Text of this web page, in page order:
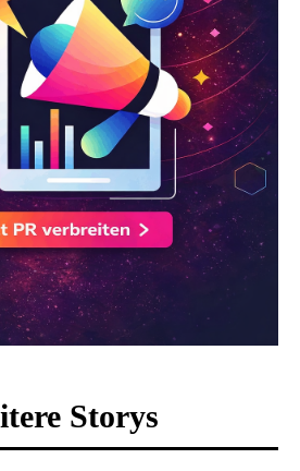
Storys